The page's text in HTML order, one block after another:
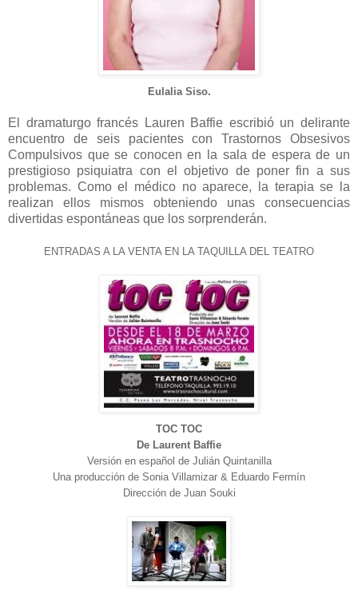
Eulalia Siso.
El dramaturgo francés Lauren Baffie escribió un delirante
encuentro de seis pacientes con Trastornos Obsesivos
Compulsivos que se conocen en la sala de espera de un
prestigioso psiquiatra con el objetivo de poner fin a sus
problemas. Como el médico no aparece, la terapia se la
realizan ellos mismos obteniendo unas consecuencias
divertidas espontáneas que los sorprenderán.
ENTRADAS A LA VENTA EN LA TAQUILLA DEL TEATRO
TOC TOC
De Laurent Baffie
Versión en español de Julián Quintanilla
Una producción de Sonia Villamizar & Eduardo Fermín
Dirección de Juan Souki